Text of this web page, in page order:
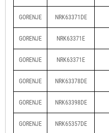
GORENJE NRK63371DE
GORENJE NRK63371E
GORENJE NRK63371E
GORENJE NRK63378DE
GORENJE NRK63398DE
GORENJE NRK65357DE